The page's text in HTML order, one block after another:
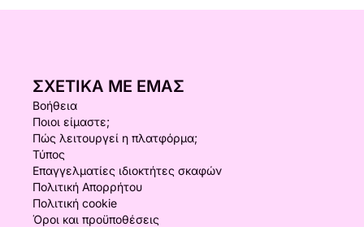
ΣΧΕΤΙΚΆ ΜΕ ΕΜΆΣ
Βοήθεια
Ποιοι είμαστε;
Πώς λειτουργεί η πλατφόρμα;
Τύπος
Επαγγελματίες ιδιοκτήτες σκαφών
Πολιτική Απορρήτου
Πολιτική cookie
Όροι και προϋποθέσεις